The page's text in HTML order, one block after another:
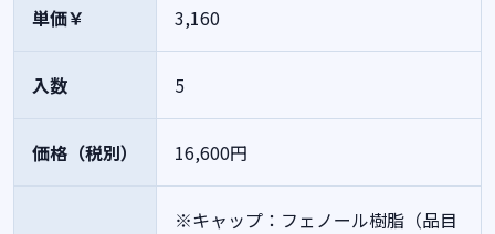
単価￥ 3,160
入数 5
価格（税別） 16,600円
※キャップ：フェノール樹脂（品目